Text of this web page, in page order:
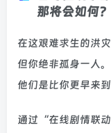
那将会如何？
在这艰难求生的洪
但你绝非孤身一人
他们是比你更早来到
通过“在线剧情联